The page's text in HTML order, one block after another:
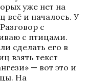
уже нет на
всё и началось. У
с
с птицами.
сделать его в
взять текст
— вот это и
На